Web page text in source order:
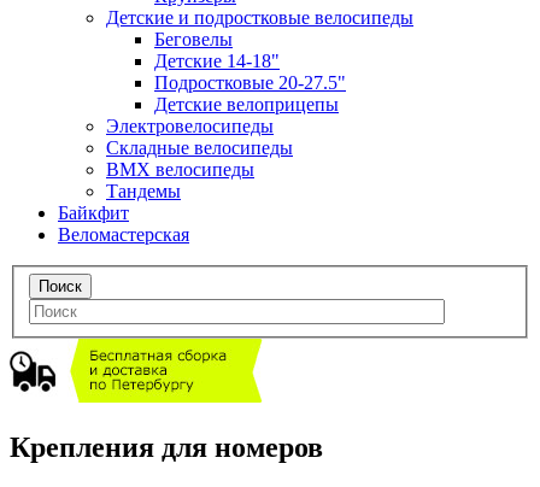
Детские и подростковые велосипеды
Беговелы
Детские 14-18"
Подростковые 20-27.5"
Детские велоприцепы
Электровелосипеды
Складные велосипеды
BMX велосипеды
Тандемы
Байкфит
Веломастерская
Крепления для номеров